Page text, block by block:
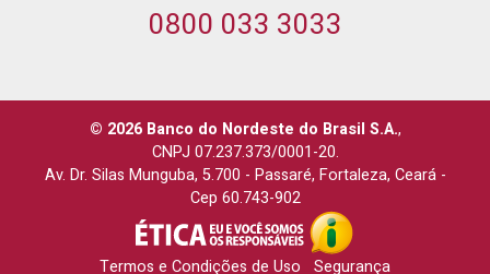
0800 033 3033
© 2026 Banco do Nordeste do Brasil S.A.,
CNPJ 07.237.373/0001-20.
Av. Dr. Silas Munguba, 5.700 - Passaré, Fortaleza, Ceará-
Cep 60.743-902
Termos e Condições de Uso Segurança